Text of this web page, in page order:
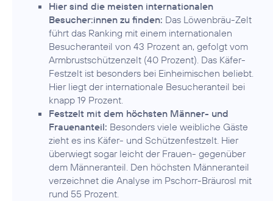
Hier sind die meisten internationalen
Besucher:innen zu finden: Das Löwenbräu-Zelt
führt das Ranking mit einem internationalen
Besucheranteil von 43 Prozent an, gefolgt vom
Armbrustschützenzelt (40 Prozent). Das Käfer-
Festzelt ist besonders bei Einheimischen beliebt.
Hier liegt der internationale Besucheranteil bei
knapp 19 Prozent.
Festzelt mit dem höchsten Männer- und
Frauenanteil: Besonders viele weibliche Gäste
zieht es ins Käfer- und Schützenfestzelt. Hier
überwiegt sogar leicht der Frauen- gegenüber
dem Männeranteil. Den höchsten Männeranteil
verzeichnet die Analyse im Pschorr-Bräurosl mit
rund 55 Prozent.